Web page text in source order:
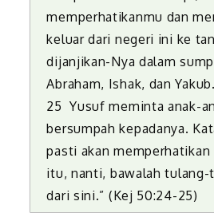
memperhatikanmu dan
keluar dari negeri ini ke
dijanjikan-Nya dalam
Abraham, Ishak, dan
25 Yusuf meminta anak-
bersumpah kepadanya.
pasti akan memperhatikan
itu, nanti, bawalah tulang-
dari sini.” (Kej 50:24-25)